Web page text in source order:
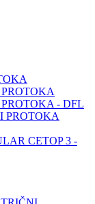
- DFL
PROTOKA
CETOP 3 -